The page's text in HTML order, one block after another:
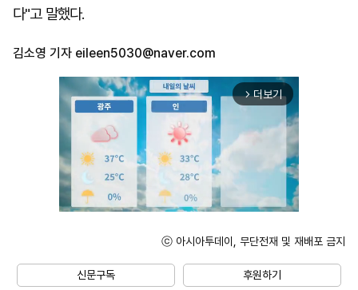
다"고 말했다.
김소영 기자 eileen5030@naver.com
arrow_forward_ios 더보기
ⓒ 아시아투데이, 무단전재 및 재배포 금지
신문구독 후원하기